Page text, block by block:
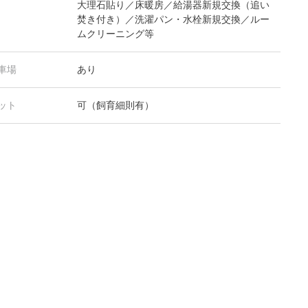
大理石貼り／床暖房／給湯器新規交換（追い
焚き付き）／洗濯パン・水栓新規交換／ルー
ムクリーニング等
場 あり
ト 可（飼育細則有）